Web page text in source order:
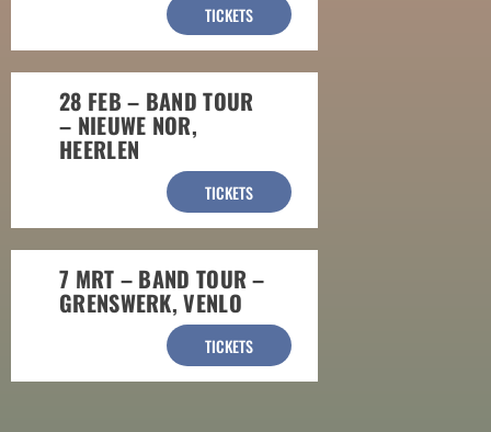
TICKETS
28 FEB – BAND TOUR
– NIEUWE NOR,
HEERLEN
TICKETS
7 MRT – BAND TOUR –
GRENSWERK, VENLO
TICKETS